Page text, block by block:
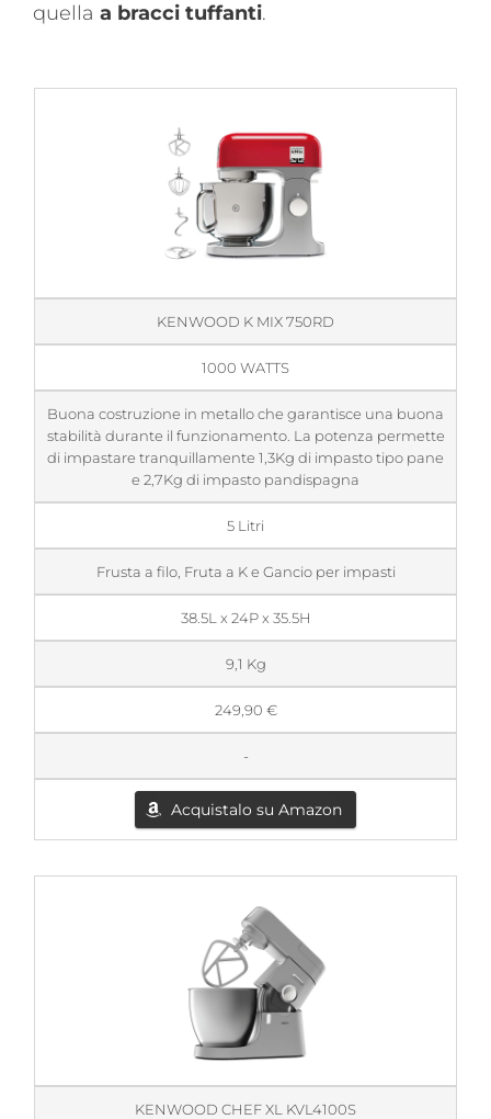
quella a bracci tuffanti.
KENWOOD K MIX 750RD
1000 WATTS
Buona costruzione in metallo che garantisce una buona
stabilità durante il funzionamento. La potenza permette
di impastare tranquillamente 1,3Kg di impasto tipo pane
e 2,7Kg di impasto pandispagna
5 Litri
Frusta a filo, Fruta a K e Gancio per impasti
38.5L x 24P x 35.5H
9,1 Kg
249,90 €
-
Acquistalo su Amazon
KENWOOD CHEF XL KVL4100S